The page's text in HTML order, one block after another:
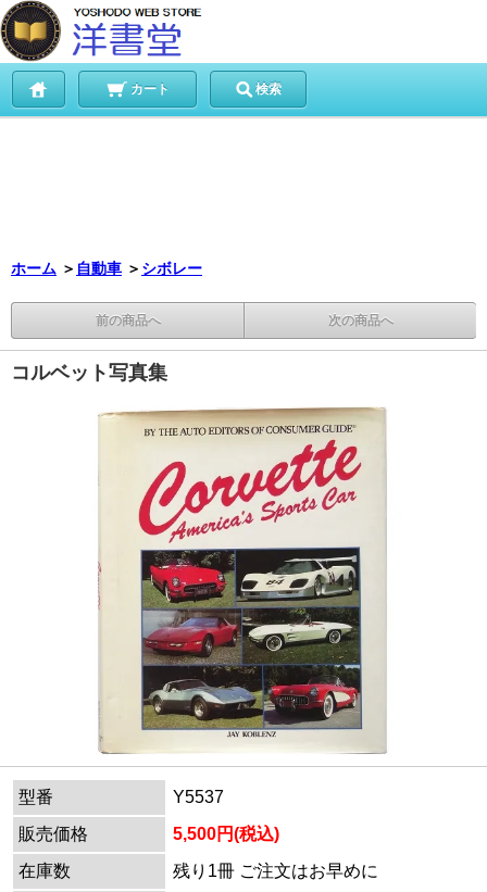
カート 検索
ホーム ＞ 自動車 ＞ シボレー
前の商品へ 次の商品へ
コルベット写真集
型番
Y5537
販売価格
5,500円(税込)
在庫数
残り1冊 ご注文はお早めに